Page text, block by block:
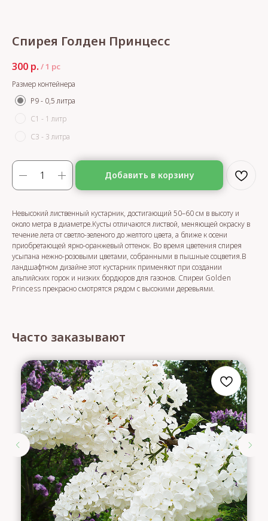
Спирея Голден Принцесс
300 р. /1 pc
Размер контейнера
Р9 - 0,5 литра
С1 - 1 литр
С3 - 3 литра
Добавить в корзину
Невысокий лиственный кустарник, достигающий 50–60 см в высоту и
около метра в диаметре.Кусты отличаются листвой, меняющей окраску в
течение лета от светло-зеленого до желтого цвета, а ближе к осени
приобретающей ярко-оранжевый оттенок. Во время цветения спирея
усыпана нежно-розовыми цветами, собранными в пышные соцветия.В
ландшафтном дизайне этот кустарник применяют при создании
альпийских горок и низких бордюров для газонов. Спиреи Golden
Princess прекрасно смотрятся рядом с высокими деревьями.
Часто заказывают